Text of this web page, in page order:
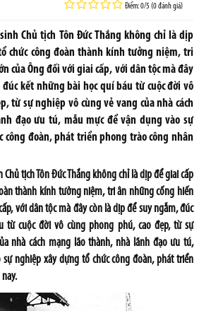
Điểm: 0/5 (0 đánh giá)
Chủ tịch Tôn Đức Thắng không chỉ là dịp
chức công đoàn thành kính tưởng niệm, tri
của Ông đối với giai cấp, với dân tộc mà đây
kết những bài học quí báu từ cuộc đời vô
từ sự nghiệp vô cùng vẻ vang của nhà cách
đạo ưu tú, mẫu mực để vận dụng vào sự
công đoàn, phát triển phong trào công nhân
tịch Tôn Đức Thắng không chỉ là dịp để giai cấp
thành kính tưởng niệm, tri ân những cống hiến
với dân tộc mà đây còn là dịp để suy ngẫm, đúc
từ cuộc đời vô cùng phong phú, cao đẹp, từ sự
nhà cách mạng lão thành, nhà lãnh đạo ưu tú,
nghiệp xây dựng tổ chức công đoàn, phát triển